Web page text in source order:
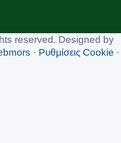
reserved. Designed by
· Ρυθμίσεις Cookie ·